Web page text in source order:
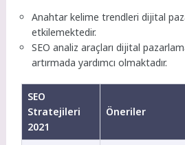
Anahtar kelime trendleri dijital
etkilemektedir.
SEO analiz araçları dijital
artırmada yardımcı olmaktadır.
SEO
Stratejileri
2021
Öneriler